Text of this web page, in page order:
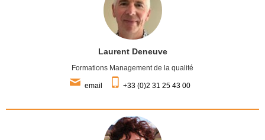
Laurent Deneuve
Formations Management de la qualité
email +33 (0)2 31 25 43 00